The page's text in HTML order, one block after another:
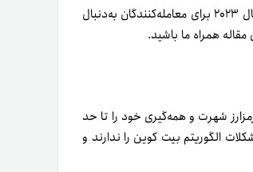
در این مقاله از بلاگ تترلند، قصد داریم ۱۰ رمزارزی را معرفی کنیم که بیشترین سود را در سال ۲۰۲۳ برای معامله‌کنندگان به‌دنبال
همراه ما باشید.
است. این رمزارز شهرت و همه­‌گیری‌ خود را تا حد
الگوریتم بیت کوین را ندارند و